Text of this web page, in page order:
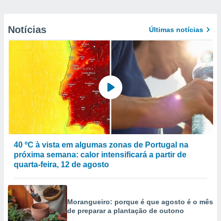
Notícias Últimas notícias
40 ºC à vista em algumas zonas de Portugal na
próxima semana: calor intensificará a partir de
quarta-feira, 12 de agosto
Morangueiro: porque é que agosto é o mês
de preparar a plantação de outono